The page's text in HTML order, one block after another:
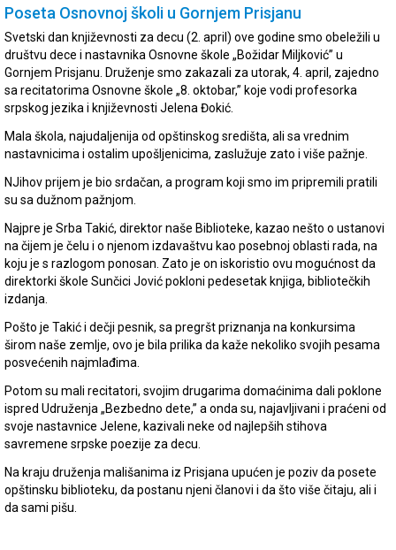
Poseta Osnovnoj školi u Gornjem Prisjanu
Svetski dan književnosti za decu (2. april) ove godine smo obeležili u
društvu dece i nastavnika Osnovne škole „Božidar Miljković” u
Gornjem Prisjanu. Druženje smo zakazali za utorak, 4. april, zajedno
sa recitatorima Osnovne škole „8. oktobar,” koje vodi profesorka
srpskog jezika i književnosti Jelena Đokić.
Mala škola, najudaljenija od opštinskog središta, ali sa vrednim
nastavnicima i ostalim upošljenicima, zaslužuje zato i više pažnje.
NJihov prijem je bio srdačan, a program koji smo im pripremili pratili
su sa dužnom pažnjom.
Najpre je Srba Takić, direktor naše Biblioteke, kazao nešto o ustanovi
na čijem je čelu i o njenom izdavaštvu kao posebnoj oblasti rada, na
koju je s razlogom ponosan. Zato je on iskoristio ovu mogućnost da
direktorki škole Sunčici Jović pokloni pedesetak knjiga, bibliotečkih
izdanja.
Pošto je Takić i dečji pesnik, sa pregršt priznanja na konkursima
širom naše zemlje, ovo je bila prilika da kaže nekoliko svojih pesama
posvećenih najmlađima.
Potom su mali recitatori, svojim drugarima domaćinima dali poklone
ispred Udruženja „Bezbedno dete,” a onda su, najavljivani i praćeni od
svoje nastavnice Jelene, kazivali neke od najlepših stihova
savremene srpske poezije za decu.
Na kraju druženja mališanima iz Prisjana upućen je poziv da posete
opštinsku biblioteku, da postanu njeni članovi i da što više čitaju, ali i
da sami pišu.